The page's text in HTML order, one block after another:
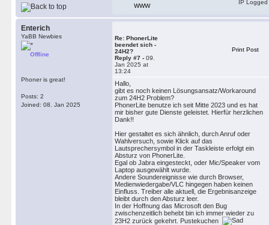
WWW
IP Logged
Enterich
YaBB Newbies
Offline
Phoner is great!
Posts: 2
Joined: 08. Jan 2025
Re: PhonerLite
beendet sich -
24H2?
Reply #7 - 09.
Jan 2025 at
13:24
Print Post
Hallo,
gibt es noch keinen Lösungsansatz/Workaround
zum 24H2 Problem?
PhonerLite benutze ich seit Mitte 2023 und es hat
mir bisher gute Dienste geleistet. Hierfür herzlichen
Dank!!
Hier gestaltet es sich ähnlich, durch Anruf oder
Wahlversuch, sowie Klick auf das
Lautsprechersymbol in der Taskleiste erfolgt ein
Absturz von PhonerLite.
Egal ob Jabra eingesteckt, oder Mic/Speaker vom
Laptop ausgewählt wurde.
Andere Soundereignisse wie durch Browser,
Medienwiedergabe/VLC hingegen haben keinen
Einfluss. Treiber alle aktuell, die Ergebnisanzeige
bleibt durch den Absturz leer.
In der Hoffnung das Microsoft den Bug
zwischenzeitlich behebt bin ich immer wieder zu
23H2 zurück gekehrt. Pustekuchen